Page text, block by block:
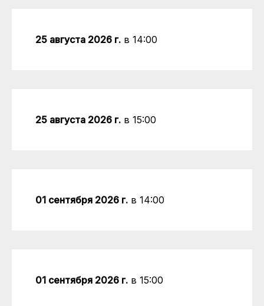
25 августа 2026 г. в 14:00
25 августа 2026 г. в 15:00
01 сентября 2026 г. в 14:00
01 сентября 2026 г. в 15:00